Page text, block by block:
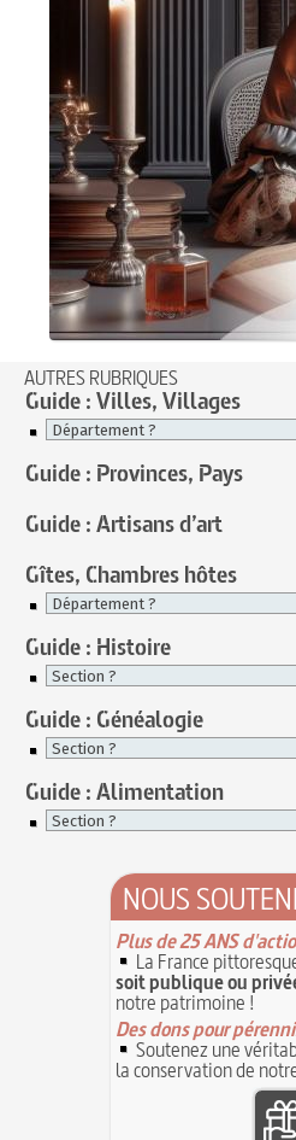
AUTRES RUBRIQUES
Guide : Villes, Villages
Guide : Provinces, Pays
Guide : Artisans d’art
Gîtes, Chambres hôtes
Guide : Histoire
Guide : Généalogie
Guide : Alimentation
NOUS
Plus de 25 ANS
La France
soit publique ou
notre patrimoine !
Des dons pour
Soutenez une
la conservation de